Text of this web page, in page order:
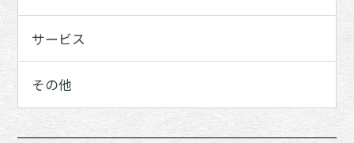
サービス
その他